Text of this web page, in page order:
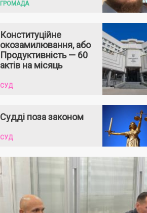
ГРОМАДА
Конституційне
окозамилювання, або
Продуктивність — 60
актів на місяць
СУД
Судді поза законом
СУД